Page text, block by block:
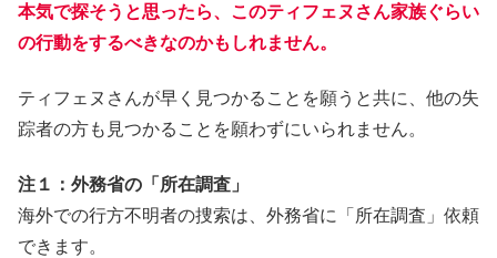
本気で探そうと思ったら、このティフェヌさん家族ぐらい
の行動をするべきなのかもしれません。
ティフェヌさんが早く見つかることを願うと共に、他の失
踪者の方も見つかることを願わずにいられません。
注１：外務省の「所在調査」
海外での行方不明者の捜索は、外務省に「所在調査」依頼
できます。